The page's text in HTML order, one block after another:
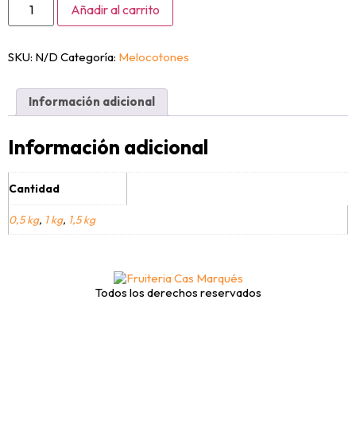
Añadir al carrito
SKU: N/D Categoría: Melocotones
Información adicional
Información adicional
Cantidad
0,5 kg, 1 kg, 1,5 kg
Todos los derechos reservados